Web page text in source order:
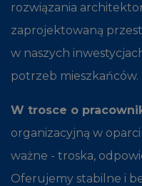
rozwiązania
zaprojektowaną
w naszych
potrzeb mieszkańców.
W trosce o
organizacyjną w
ważne - troska,
Oferujemy stabilne i